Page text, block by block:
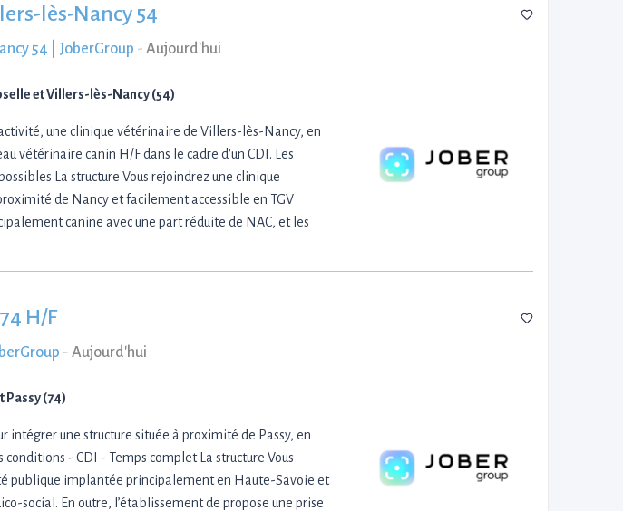
lès-Nancy 54
54 | JoberGroup - Aujourd'hui
et Villers-lès-Nancy (54)
une clinique vétérinaire de Villers-lès-Nancy, en
vétérinaire canin H/F dans le cadre d'un CDI. Les
La structure Vous rejoindrez une clinique
de Nancy et facilement accessible en TGV
canine avec une part réduite de NAC, et les
H/F
- Aujourd'hui
Passy (74)
intégrer une structure située à proximité de Passy, en
- CDI - Temps complet La structure Vous
publique implantée principalement en Haute-Savoie et
social. En outre, l’établissement de propose une prise